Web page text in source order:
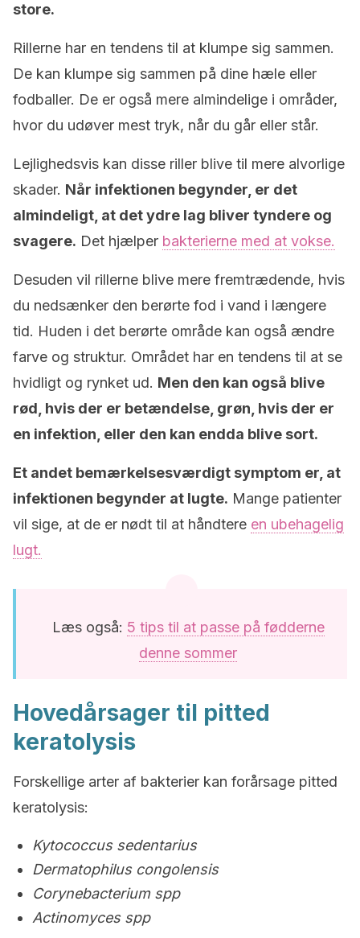
store.
Rillerne har en tendens til at klumpe sig sammen.
De kan klumpe sig sammen på dine hæle eller
fodballer. De er også mere almindelige i områder,
hvor du udøver mest tryk, når du går eller står.
Lejlighedsvis kan disse riller blive til mere alvorlige
skader. Når infektionen begynder, er det
almindeligt, at det ydre lag bliver tyndere og
svagere. Det hjælper bakterierne med at vokse.
Desuden vil rillerne blive mere fremtrædende, hvis
du nedsænker den berørte fod i vand i længere
tid. Huden i det berørte område kan også ændre
farve og struktur. Området har en tendens til at se
hvidligt og rynket ud. Men den kan også blive
rød, hvis der er betændelse, grøn, hvis der er
en infektion, eller den kan endda blive sort.
Et andet bemærkelsesværdigt symptom er, at
infektionen begynder at lugte. Mange patienter
vil sige, at de er nødt til at håndtere en ubehagelig
lugt.
Læs også: 5 tips til at passe på fødderne
denne sommer
Hovedårsager til pitted
keratolysis
Forskellige arter af bakterier kan forårsage pitted
keratolysis:
Kytococcus sedentarius
Dermatophilus congolensis
Corynebacterium spp
Actinomyces spp